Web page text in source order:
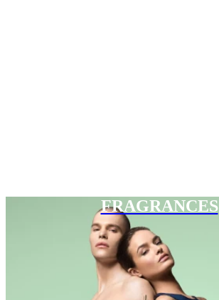
FRAGRANCES